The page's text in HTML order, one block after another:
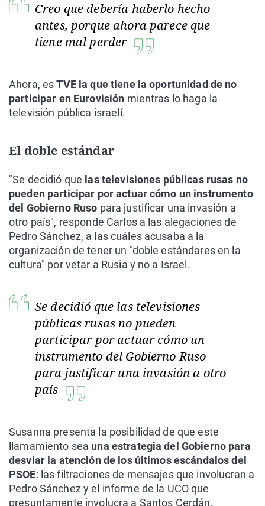
Creo que debería haberlo hecho
antes, porque ahora parece que
tiene mal perder
Ahora, esTVE la que tiene la oportunidad de no
participar en Eurovisión mientras lo haga la
televisión pública israelí.
El doble estándar
"Se decidió que las televisiones públicas rusas no
pueden participar por actuar cómo un instrumento
del Gobierno Ruso para justificar una invasión a
otro país", responde Carlos a las alegaciones de
Pedro Sánchez, a las cuáles acusaba a la
organización de tener un "doble estándares en la
cultura" por vetar a Rusia y no a Israel.
Se decidió que las televisiones
públicas rusas no pueden
participar por actuar cómo un
instrumento del Gobierno Ruso
para justificar una invasión a otro
país
Susanna presenta la posibilidad de que este
llamamiento sea una estrategia del Gobierno para
desviar la atención de los últimos escándalos del
PSOE: las filtraciones de mensajes que involucran a
Pedro Sánchez y el informe de la UCO que
presuntamente involucra a Santos Cerdán.